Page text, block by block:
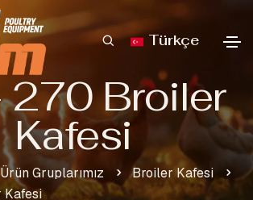
Türkçe
270 Broiler
Kafesi
Ürün Gruplarımız
Broiler Kafesi
Kafesi